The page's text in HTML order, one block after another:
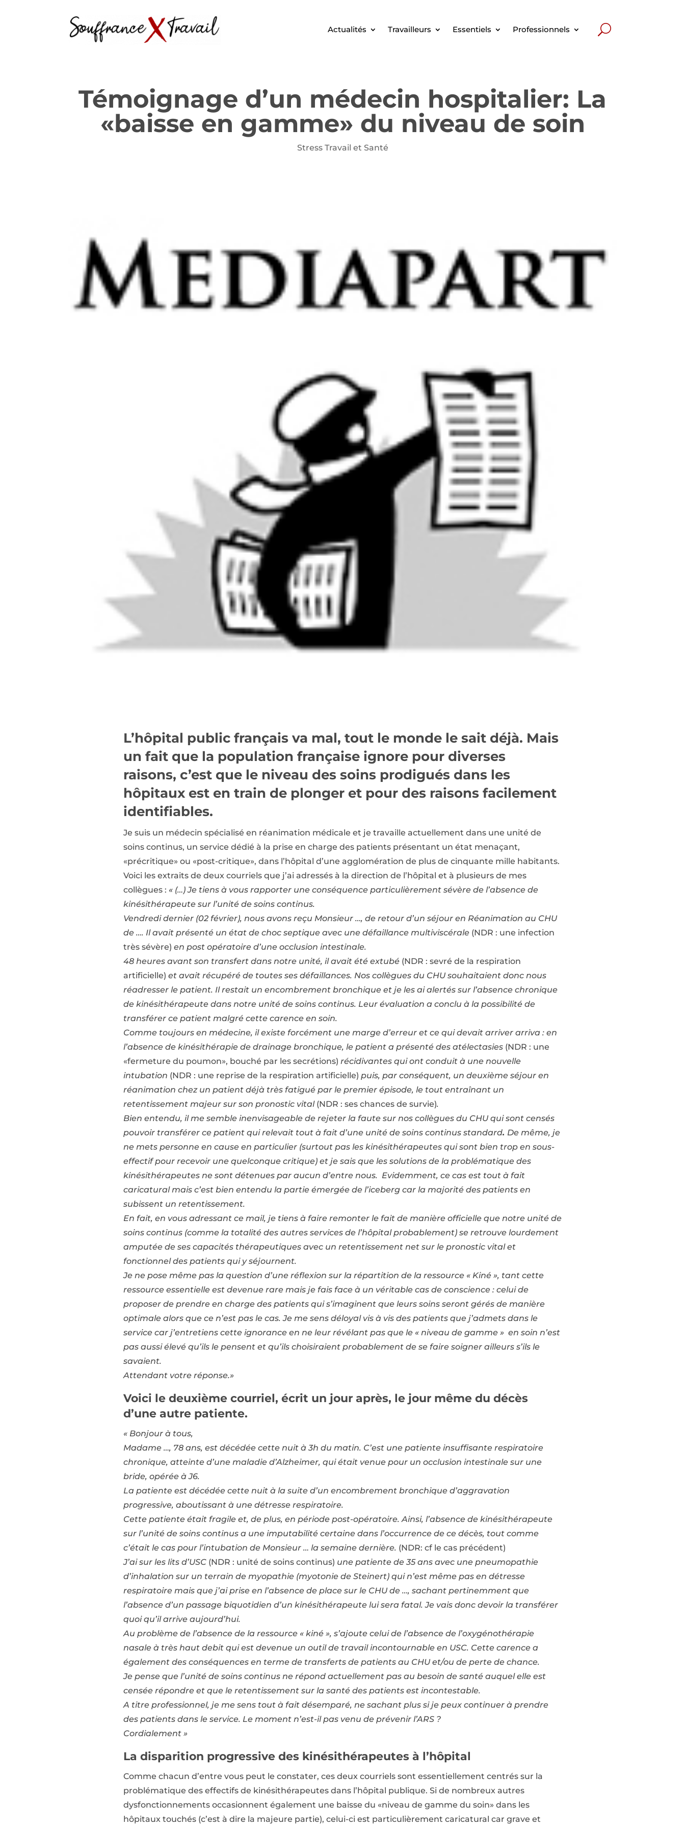
Actualités Travailleurs Essentiels Professionnels
Témoignage d’un médecin hospitalier: La
«baisse en gamme» du niveau de soin
Stress Travail et Santé
L’hôpital public français va mal, tout le monde le sait déjà. Mais
un fait que la population française ignore pour diverses
raisons, c’est que le niveau des soins prodigués dans les
hôpitaux est en train de plonger et pour des raisons facilement
identifiables.
Je suis un médecin spécialisé en réanimation médicale et je travaille actuellement dans une unité de
soins continus, un service dédié à la prise en charge des patients présentant un état menaçant,
«précritique» ou «post-critique», dans l’hôpital d’une agglomération de plus de cinquante mille habitants.
Voici les extraits de deux courriels que j’ai adressés à la direction de l’hôpital et à plusieurs de mes
collègues : « (…) Je tiens à vous rapporter une conséquence particulièrement sévère de l’absence de
kinésithérapeute sur l’unité de soins continus.
Vendredi dernier (02 février), nous avons reçu Monsieur …, de retour d’un séjour en Réanimation au CHU
de …. Il avait présenté un état de choc septique avec une défaillance multiviscérale (NDR : une infection
très sévère) en post opératoire d’une occlusion intestinale.
48 heures avant son transfert dans notre unité, il avait été extubé (NDR : sevré de la respiration
artificielle) et avait récupéré de toutes ses défaillances. Nos collègues du CHU souhaitaient donc nous
réadresser le patient. Il restait un encombrement bronchique et je les ai alertés sur l’absence chronique
de kinésithérapeute dans notre unité de soins continus. Leur évaluation a conclu à la possibilité de
transférer ce patient malgré cette carence en soin.
Comme toujours en médecine, il existe forcément une marge d’erreur et ce qui devait arriver arriva : en
l’absence de kinésithérapie de drainage bronchique, le patient a présenté des atélectasies (NDR : une
«fermeture du poumon», bouché par les secrétions) récidivantes qui ont conduit à une nouvelle
intubation (NDR : une reprise de la respiration artificielle) puis, par conséquent, un deuxième séjour en
réanimation chez un patient déjà très fatigué par le premier épisode, le tout entraînant un
retentissement majeur sur son pronostic vital (NDR : ses chances de survie).
Bien entendu, il me semble inenvisageable de rejeter la faute sur nos collègues du CHU qui sont censés
pouvoir transférer ce patient qui relevait tout à fait d’une unité de soins continus standard. De même, je
ne mets personne en cause en particulier (surtout pas les kinésithérapeutes qui sont bien trop en sous-
effectif pour recevoir une quelconque critique) et je sais que les solutions de la problématique des
kinésithérapeutes ne sont détenues par aucun d’entre nous. Evidemment, ce cas est tout à fait
caricatural mais c’est bien entendu la partie émergée de l’iceberg car la majorité des patients en
subissent un retentissement.
En fait, en vous adressant ce mail, je tiens à faire remonter le fait de manière officielle que notre unité de
soins continus (comme la totalité des autres services de l’hôpital probablement) se retrouve lourdement
amputée de ses capacités thérapeutiques avec un retentissement net sur le pronostic vital et
fonctionnel des patients qui y séjournent.
Je ne pose même pas la question d’une réflexion sur la répartition de la ressource « Kiné », tant cette
ressource essentielle est devenue rare mais je fais face à un véritable cas de conscience : celui de
proposer de prendre en charge des patients qui s’imaginent que leurs soins seront gérés de manière
optimale alors que ce n’est pas le cas. Je me sens déloyal vis à vis des patients que j’admets dans le
service car j’entretiens cette ignorance en ne leur révélant pas que le « niveau de gamme » en soin n’est
pas aussi élevé qu’ils le pensent et qu’ils choisiraient probablement de se faire soigner ailleurs s’ils le
savaient.
Attendant votre réponse.»
Voici le deuxième courriel, écrit un jour après, le jour même du décès
d’une autre patiente.
« Bonjour à tous,
Madame …, 78 ans, est décédée cette nuit à 3h du matin. C’est une patiente insuffisante respiratoire
chronique, atteinte d’une maladie d’Alzheimer, qui était venue pour un occlusion intestinale sur une
bride, opérée à J6.
La patiente est décédée cette nuit à la suite d’un encombrement bronchique d’aggravation
progressive, aboutissant à une détresse respiratoire.
Cette patiente était fragile et, de plus, en période post-opératoire. Ainsi, l’absence de kinésithérapeute
sur l’unité de soins continus a une imputabilité certaine dans l’occurrence de ce décès, tout comme
c’était le cas pour l’intubation de Monsieur … la semaine dernière. (NDR: cf le cas précédent)
J’ai sur les lits d’USC (NDR : unité de soins continus) une patiente de 35 ans avec une pneumopathie
d’inhalation sur un terrain de myopathie (myotonie de Steinert) qui n’est même pas en détresse
respiratoire mais que j’ai prise en l’absence de place sur le CHU de …, sachant pertinemment que
l’absence d’un passage biquotidien d’un kinésithérapeute lui sera fatal. Je vais donc devoir la transférer
quoi qu’il arrive aujourd’hui.
Au problème de l’absence de la ressource « kiné », s’ajoute celui de l’absence de l’oxygénothérapie
nasale à très haut debit qui est devenue un outil de travail incontournable en USC. Cette carence a
également des conséquences en terme de transferts de patients au CHU et/ou de perte de chance.
Je pense que l’unité de soins continus ne répond actuellement pas au besoin de santé auquel elle est
censée répondre et que le retentissement sur la santé des patients est incontestable.
A titre professionnel, je me sens tout à fait désemparé, ne sachant plus si je peux continuer à prendre
des patients dans le service. Le moment n’est-il pas venu de prévenir l’ARS ?
Cordialement »
La disparition progressive des kinésithérapeutes à l’hôpital
Comme chacun d’entre vous peut le constater, ces deux courriels sont essentiellement centrés sur la
problématique des effectifs de kinésithérapeutes dans l’hôpital publique. Si de nombreux autres
dysfonctionnements occasionnent également une baisse du «niveau de gamme du soin» dans les
hôpitaux touchés (c’est à dire la majeure partie), celui-ci est particulièrement caricatural car grave et